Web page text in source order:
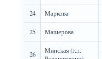
24 Маркова
25 Машерова
26
Минская (г.п.